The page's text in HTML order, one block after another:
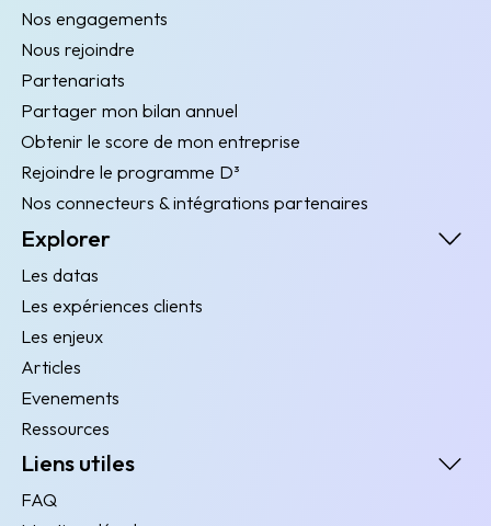
Nos engagements
Nous rejoindre
Partenariats
Partager mon bilan annuel
Obtenir le score de mon entreprise
Rejoindre le programme D³
Nos connecteurs & intégrations partenaires
Explorer
Les datas
Les expériences clients
Les enjeux
Articles
Evenements
Ressources
Liens utiles
FAQ